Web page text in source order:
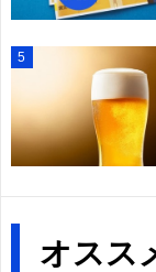
5
オスス